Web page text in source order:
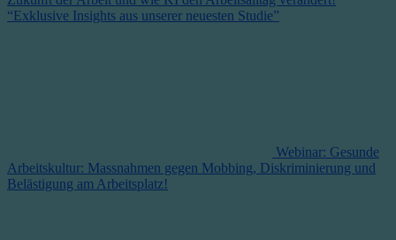
“Exklusive Insights aus unserer neuesten Studie”
Webinar: Gesunde
Arbeitskultur: Massnahmen gegen Mobbing, Diskriminierung und
Belästigung am Arbeitsplatz!